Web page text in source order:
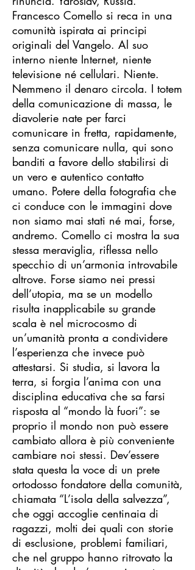
Francesco Comello si reca in una
comunità ispirata ai principi
originali del Vangelo. Al suo
interno niente Internet, niente
televisione né cellulari. Niente.
Nemmeno il denaro circola. I totem
della comunicazione di massa, le
diavolerie nate per farci
comunicare in fretta, rapidamente,
senza comunicare nulla, qui sono
banditi a favore dello stabilirsi di
un vero e autentico contatto
umano. Potere della fotografia che
ci conduce con le immagini dove
non siamo mai stati né mai, forse,
andremo. Comello ci mostra la sua
stessa meraviglia, riflessa nello
specchio di un’armonia introvabile
altrove. Forse siamo nei pressi
dell’utopia, ma se un modello
risulta inapplicabile su grande
scala è nel microcosmo di
un’umanità pronta a condividere
l’esperienza che invece può
attestarsi. Si studia, si lavora la
terra, si forgia l’anima con una
disciplina educativa che sa farsi
risposta al “mondo là fuori”: se
proprio il mondo non può essere
cambiato allora è più conveniente
cambiare noi stessi. Dev’essere
stata questa la voce di un prete
ortodosso fondatore della comunità,
chiamata “L’isola della salvezza”,
che oggi accoglie centinaia di
ragazzi, molti dei quali con storie
di esclusione, problemi familiari,
che nel gruppo hanno ritrovato la